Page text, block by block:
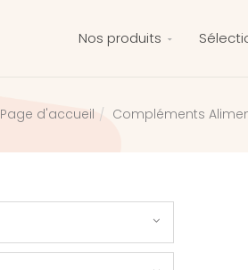
Nos produits
Page d'accueil Compléments